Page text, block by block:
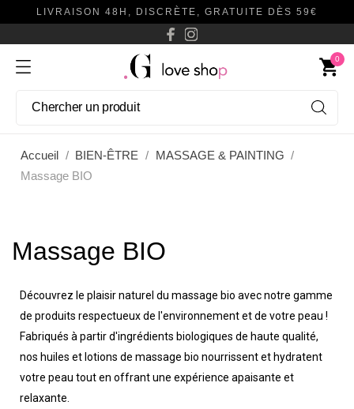
LIVRAISON 48H, DISCRÈTE, GRATUITE DÈS 59€
shopping_cart
0
Accueil BIEN-ÊTRE
MASSAGE & PAINTING
Massage BIO
Massage BIO
Découvrez le plaisir naturel du massage bio avec notre gamme
de produits respectueux de l'environnement et de votre peau !
Fabriqués à partir d'ingrédients biologiques de haute qualité,
nos huiles et lotions de massage bio nourrissent et hydratent
votre peau tout en offrant une expérience apaisante et
relaxante.